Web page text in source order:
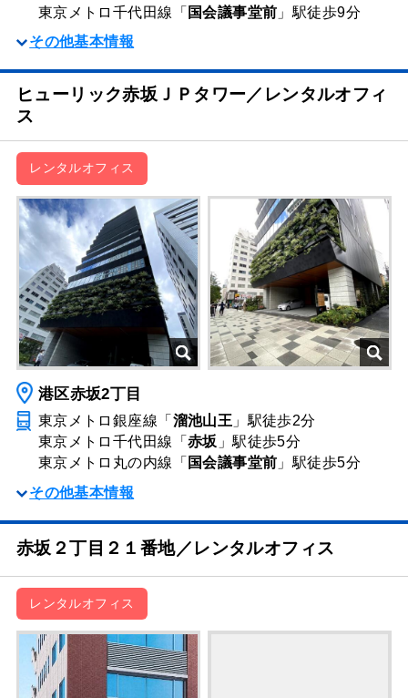
東京メトロ千代田線「 国会議事堂前 」駅徒歩9分
その他基本情報
ヒューリック赤坂ＪＰタワー／レンタルオフィ
ス
レンタルオフィス
港区赤坂2丁目
東京メトロ銀座線「 溜池山王 」駅徒歩2分
東京メトロ千代田線「 赤坂 」駅徒歩5分
東京メトロ丸の内線「 国会議事堂前 」駅徒歩5分
その他基本情報
赤坂２丁目２１番地／レンタルオフィス
レンタルオフィス